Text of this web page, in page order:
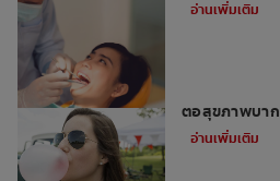
อ่านเพิ่มเติม
ต่อสุขภาพปาก
อ่านเพิ่มเติม